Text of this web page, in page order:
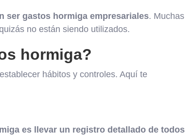
ser gastos hormiga empresariales. Muchas
no están siendo utilizados.
hormiga?
hábitos y controles. Aquí te
es llevar un registro detallado de todos